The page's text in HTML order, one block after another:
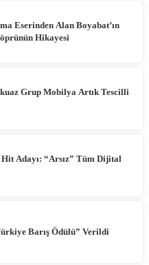
Eserinden Alan Boyabat’ın
Hikayesi
Grup Mobilya Artık Tescilli
Adayı: “Arsız” Tüm Dijital
Barış Ödülü” Verildi